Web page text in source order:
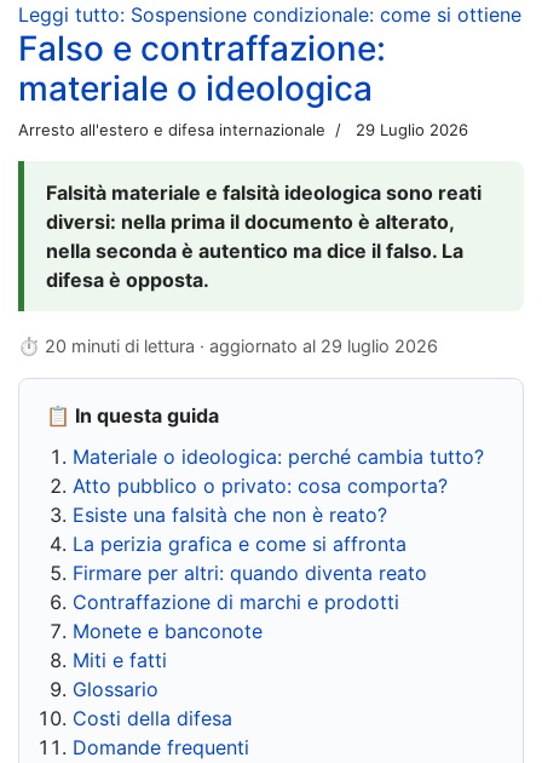
Leggi tutto: Sospensione condizionale: come si ottiene
Falso e contraffazione:
materiale o ideologica
Arresto all'estero e difesa internazionale 29 Luglio 2026
Falsità materiale e falsità ideologica sono reati
diversi: nella prima il documento è alterato,
nella seconda è autentico ma dice il falso. La
difesa è opposta.
⏱ 20 minuti di lettura · aggiornato al 29 luglio 2026
📋 In questa guida
Materiale o ideologica: perché cambia tutto?
Atto pubblico o privato: cosa comporta?
Esiste una falsità che non è reato?
La perizia grafica e come si affronta
Firmare per altri: quando diventa reato
Contraffazione di marchi e prodotti
Monete e banconote
Miti e fatti
Glossario
Costi della difesa
Domande frequenti